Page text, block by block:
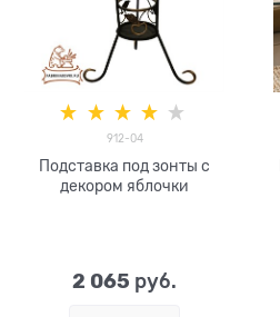
912-04
Подставка под зонты с
декором яблочки
2 065 руб.